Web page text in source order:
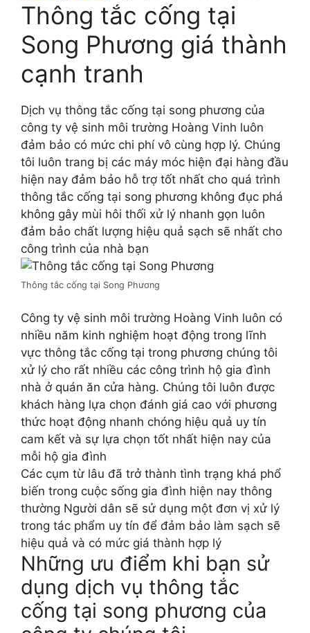
Thông tắc cống tại
Song Phương giá thành
cạnh tranh
Dịch vụ thông tắc cống tại song phương của
công ty vệ sinh môi trường Hoàng Vinh luôn
đảm bảo có mức chi phí vô cùng hợp lý. Chúng
tôi luôn trang bị các máy móc hiện đại hàng đầu
hiện nay đảm bảo hỗ trợ tốt nhất cho quá trình
thông tắc cống tại song phương không đục phá
không gây mùi hôi thối xử lý nhanh gọn luôn
đảm bảo chất lượng hiệu quả sạch sẽ nhất cho
công trình của nhà bạn
Thông tắc cống tại Song Phương
Công ty vệ sinh môi trường Hoàng Vinh luôn có
nhiều năm kinh nghiệm hoạt động trong lĩnh
vực thông tắc cống tại trong phương chúng tôi
xử lý cho rất nhiều các công trình hộ gia đình
nhà ở quán ăn cửa hàng. Chúng tôi luôn được
khách hàng lựa chọn đánh giá cao với phương
thức hoạt động nhanh chóng hiệu quả uy tín
cam kết và sự lựa chọn tốt nhất hiện nay của
mỗi hộ gia đình
Các cụm từ lâu đã trở thành tình trạng khá phổ
biến trong cuộc sống gia đình hiện nay thông
thường Người dân sẽ sử dụng một đơn vị xử lý
trong tác phẩm uy tín để đảm bảo làm sạch sẽ
hiệu quả và có mức giá thành hợp lý
Những ưu điểm khi bạn sử
dụng dịch vụ thông tắc
cống tại song phương của